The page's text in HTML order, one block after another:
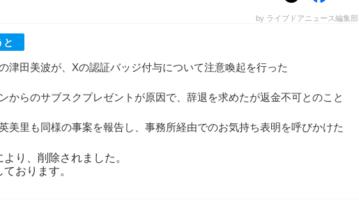
by ライブドアニュース編集部
と
津田美波が、Xの認証バッジ付与について注意喚起を行った
からのサブスクプレゼントが原因で、辞退を求めたが返金不可とのこと
美里も同様の事案を報告し、事務所経由でのお気持ち表明を呼びかけた
り、削除されました。
おります。